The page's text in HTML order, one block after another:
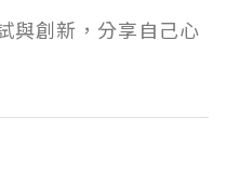
與創新，分享自己心